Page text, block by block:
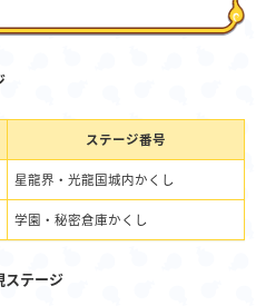
ステージ番号
星龍界・光龍国城内かくし
学園・秘密倉庫かくし
ステージ